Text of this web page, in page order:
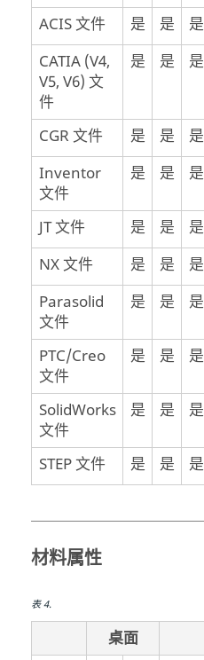
ACIS 文件
是 是 是
CATIA (V4,
V5, V6) 文
件
是 是 是
CGR 文件 是 是 是
Inventor
文件
是 是 是
JT 文件 是 是 是
NX 文件
是 是 是
Parasolid
文件
是 是 是
PTC/Creo
文件
是 是 是
SolidWorks
文件
是 是 是
STEP 文件 是 是 是
材料属性
表4.
桌面